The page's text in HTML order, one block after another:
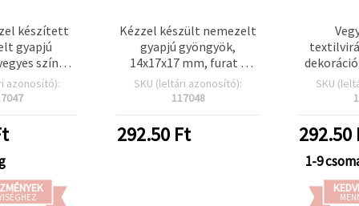
készített
gyapjú
színek,
lyuk: 4 mm
db
azonosító):
Kézzel készült nemezelt
gyapjú gyöngyök,
14x17x17 mm, furat 3
mm, vegyes színek - 5 db
SKU (leltári azonosító):
117048
292.50 Ft
mm, 5
SKU
292.50
1-9